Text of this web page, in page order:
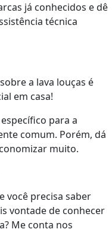
já conhecidos e dê
técnica
a lava louças é
em casa!
para a
comum. Porém, dá
muito.
você precisa saber
vontade de conhecer
Me conta nos